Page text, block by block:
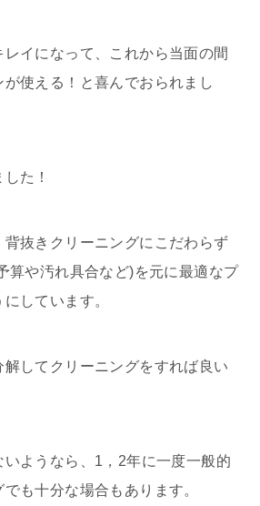
イになって、これから当面の間
使える！と喜んでおられまし
た！
抜きクリーニングにこだわらず
算や汚れ具合など)を元に最適なプ
しています。
してクリーニングをすれば良い
ようなら、1，2年に一度一般的
も十分な場合もあります。